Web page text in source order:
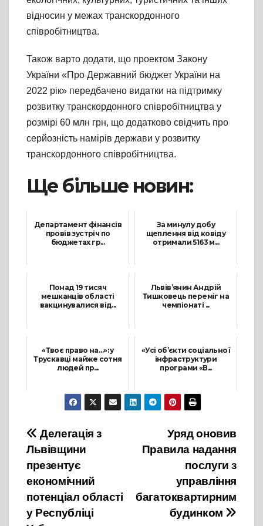
відносин у межах транскордонного
співробітництва.
Також варто додати, що проектом Закону
України «Про Державний бюджет України на
2022 рік» передбачено видатки на підтримку
розвитку транскордонного співробітництва у
розмірі 60 млн грн, що додатково свідчить про
серйозність намірів держави у розвитку
транскордонного співробітництва.
Ще більше новин:
Департамент фінансів
провів зустріч по
бюджетах гр...
За минулу добу
щеплення від ковіду
отримали 5163 м...
Понад 19 тисяч
мешканців області
вакцинувалися від...
Львів’янин Андрій
Тишковець переміг на
чемпіонаті ...
«Твоє право на…»: у
Трускавці майже сотня
людей пр...
7 Вересня, 2021
«Усі об’єкти соціальної
інфраструктури
програми «В...
10 Червня, 2021
Навігація
записів
Уряд оновив
Правила надання
послуги з
управління
багатоквартирним
будинком
Делегація з
Львівщини
презентує
економічний
потенціал області
у Республіці